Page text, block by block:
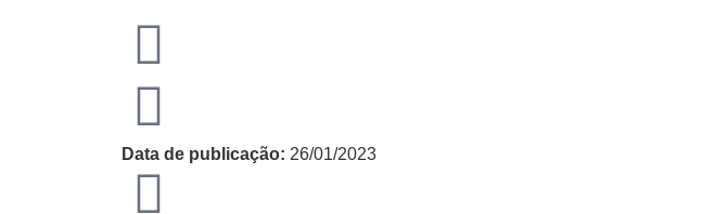
Data de publicação: 26/01/2023